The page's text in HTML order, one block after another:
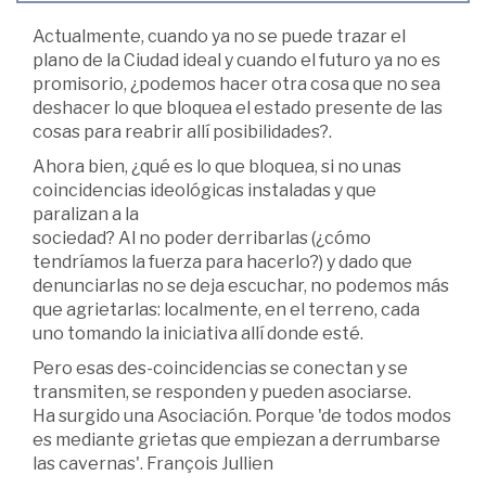
Actualmente, cuando ya no se puede trazar el
plano de la Ciudad ideal y cuando el futuro ya no es
promisorio, ¿podemos hacer otra cosa que no sea
deshacer lo que bloquea el estado presente de las
cosas para reabrir allí posibilidades?.
Ahora bien, ¿qué es lo que bloquea, si no unas
coincidencias ideológicas instaladas y que
paralizan a la
sociedad? Al no poder derribarlas (¿cómo
tendríamos la fuerza para hacerlo?) y dado que
denunciarlas no se deja escuchar, no podemos más
que agrietarlas: localmente, en el terreno, cada
uno tomando la iniciativa allí donde esté.
Pero esas des-coincidencias se conectan y se
transmiten, se responden y pueden asociarse.
Ha surgido una Asociación. Porque 'de todos modos
es mediante grietas que empiezan a derrumbarse
las cavernas'. François Jullien